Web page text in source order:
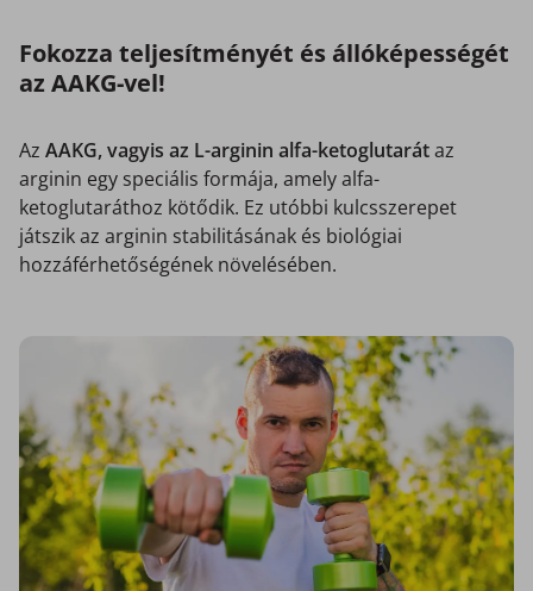
Fokozza teljesítményét és állóképességét
az AAKG-vel!
Az AAKG, vagyis az L-arginin alfa-ketoglutarátaz
arginin egy speciális formája, amely alfa-
ketoglutaráthoz kötődik. Ez utóbbi kulcsszerepet
játszik az arginin stabilitásának és biológiai
hozzáférhetőségének növelésében.